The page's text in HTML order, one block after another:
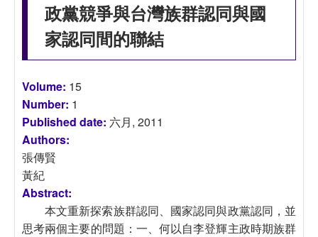
政黨競爭與台灣族群認同與國
家認同間的聯結
Volume: 15
Number: 1
Published date: 六月, 2011
Authors:
張傳賢
黃紀
Abstract:
本文重新探索族群認同、國家認同與政黨認同，並
思考兩個主要的問題：一、何以自李登輝主政時期族群